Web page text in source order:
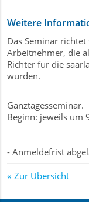
Weitere
Das Seminar
Arbeitnehmer, die
Richter für die
wurden.
Ganztagesseminar.
Beginn: jeweils um
- Anmeldefrist
Zur Übersicht